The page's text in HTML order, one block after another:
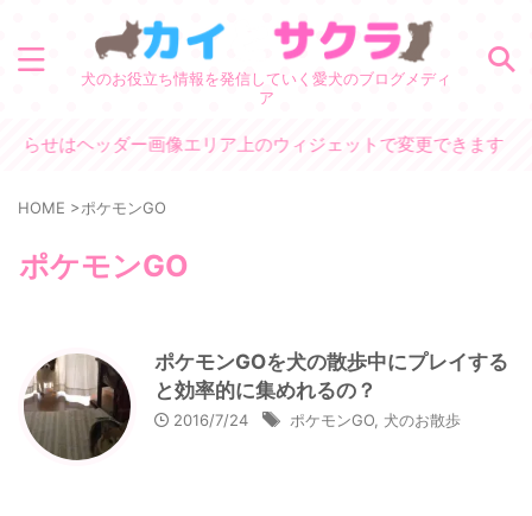
犬のお役立ち情報を発信していく愛犬のブログメディ
ア
せはヘッダー画像エリア上のウィジェットで変更できます
HOME >ポケモンGO
ポケモンGO
ポケモンGOを犬の散歩中にプレイする
と効率的に集めれるの？
2016/7/24 ポケモンGO 犬のお散歩